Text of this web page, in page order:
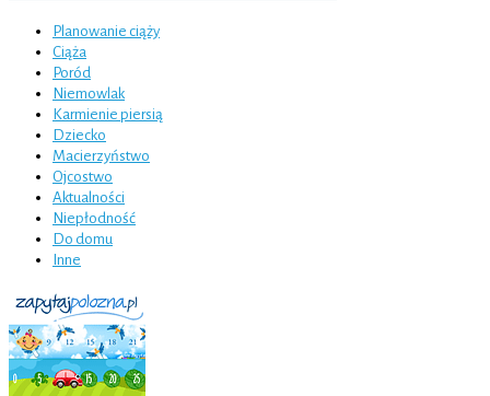
Planowanie ciąży
Ciąża
Poród
Niemowlak
Karmienie piersią
Dziecko
Macierzyństwo
Ojcostwo
Aktualności
Niepłodność
Do domu
Inne